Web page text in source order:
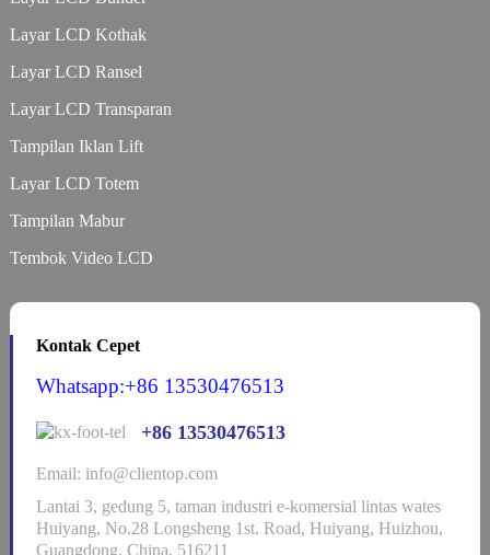
Layar LCD Kothak
Layar LCD Ransel
Layar LCD Transparan
Tampilan Iklan Lift
Layar LCD Totem
Tampilan Mabur
Tembok Video LCD
Kontak Cepet
Whatsapp:+86 13530476513
+86 13530476513
Email: info@clientop.com
Lantai 3, gedung 5, taman industri e-komersial lintas wates
Huiyang, No.28 Longsheng 1st. Road, Huiyang, Huizhou,
Guangdong, China, 516211